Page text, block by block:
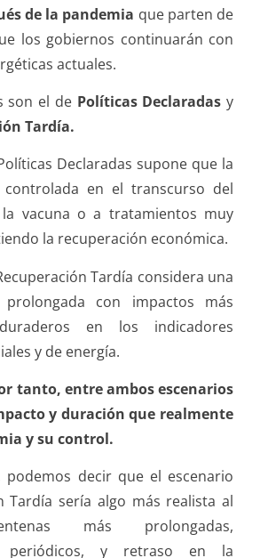
de la pandemia que parten de
los gobiernos continuarán con
actuales.
son el de Políticas Declaradas y
Tardía.
Declaradas supone que la
controlada en el transcurso del
vacuna o a tratamientos muy
la recuperación económica.
Tardía considera una
prolongada con impactos más
en los indicadores
y de energía.
tanto, entre ambos escenarios
y duración que realmente
y su control.
podemos decir que el escenario
Tardía sería algo más realista al
más prolongadas,
periódicos, y retraso en la